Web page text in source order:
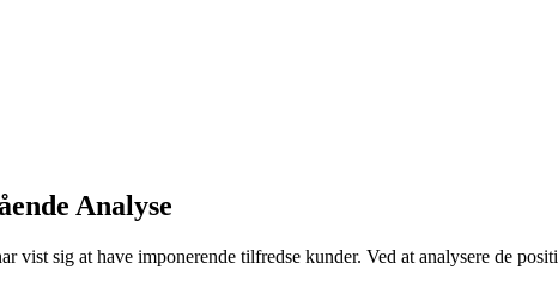
Analyse
sig at have imponerende tilfredse kunder. Ved at analysere de